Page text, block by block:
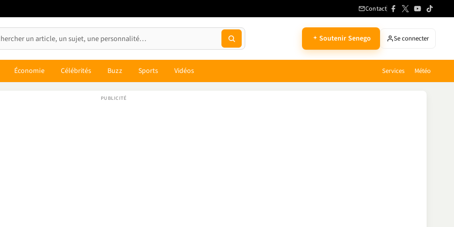
Contact
Soutenir Senego Se connecter
Économie Célébrités Buzz Sports Vidéos Services Météo